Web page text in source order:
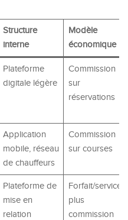
Structure
interne
Modèle
économique
Plateforme
digitale légère
Commission
sur
réservations
Application
mobile, réseau
de chauffeurs
Commission
sur courses
Plateforme de
mise en
relation
Forfait/service
plus
commission